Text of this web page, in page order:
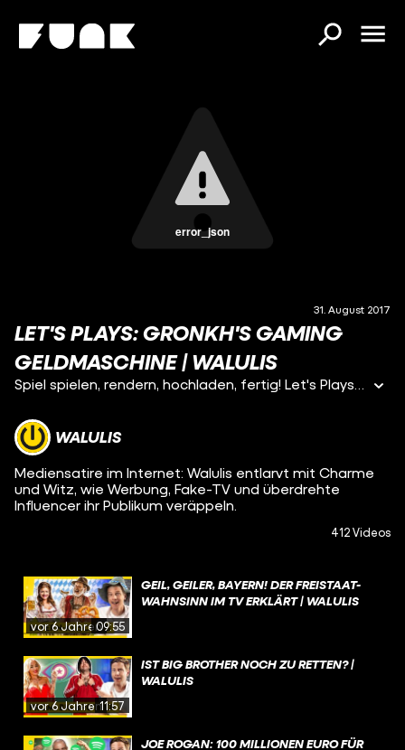
error_json
31. August 2017
LET'S PLAYS: GRONKH'S GAMING
GELDMASCHINE | WALULIS
Spiel spielen, rendern, hochladen, fertig! Let's Plays aufnehmen ist keine schwere Arbeit. Die Verdienste von Gronkh, Pietsmiet und Co. können sich trotzdem sehen lassen. Wir durchleuchten die Geschäftsbilanzen ihrer Firmen und schauen, ob sie auch YouTube Economy durchgespielt haben. → Wir sind Teil von funk! Mehr davon gibt's unter: ►YouTube: https://youtube.com/funkofficial ►funk Web-App: https://go.funk.net ►Facebook: https://facebook.com/funk ►https://go.funk.net/impressum → Mehr von Walulis: ►Jetzt diesen Kanal KOSTENLOS und OHNE VERTRAGSLAUFZEIT abonnieren: http://walul.is/2meZD40 ►Newsletter mit intimen Details aus der Redaktion abonnieren: http://walul.is/2j0zogu ►WALULIS bei Facebook: http://walul.is/2lez2Xu ►WALULIS' Cheatcode für Twitter: http://walul.is/2vsqDFh ►Bunte Bilder aus der Redaktion auf Insta: http://walul.is/2qTVHMW
WALULIS
Mediensatire im Internet: Walulis entlarvt mit Charme
und Witz, wie Werbung, Fake-TV und überdrehte
Influencer ihr Publikum veräppeln.
412 Videos
vor 6 Jahren09:55
GEIL, GEILER, BAYERN! DER FREISTAAT-
WAHNSINN IM TV ERKLÄRT | WALULIS
vor 6 Jahren11:57
IST BIG BROTHER NOCH ZU RETTEN? |
WALULIS
JOE ROGAN: 100 MILLIONEN EURO FÜR